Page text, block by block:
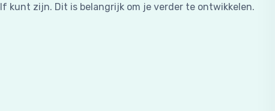
kunt zijn. Dit is belangrijk om je verder te ontwikkelen.